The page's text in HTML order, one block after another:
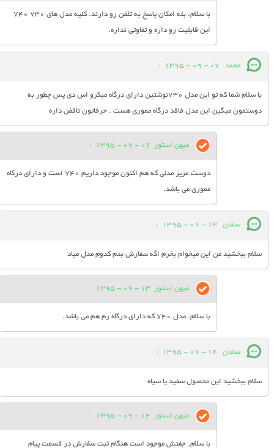
با سلام. بله امکان پاسخ به تلفن رو دارند. کلیه مدل های 730 740
این قابلیت رو داره و تفاوتی نداره.
محمد 07 - 09 - 1395
:
با سلام شما که تو این مدل 730نوشتین دارای درگاه میکرو اس دی پس چطور به
دوستمون میگین این مدل فاقد درگاه مموری هست . حرفاتون تاقض داره
میهن استور 07 - 09 - 1395
:
دوست عزیز مدلی که هم اکنون موجود داریم 740 است و دارای درگاه
مموری می باشد.
سامان 13 - 09 - 1395
:
سلام ببخشید من این میخوام بخرم اگه سفارش بدم کدوم مدل میاد
میهن استور 13 - 09 - 1395
:
با سلام. مدل 740 که دارای درگاه رم هم می باشد.
سامان 14 - 09 - 1395
:
سلام ببخشید این محصول سفید یا سیاه
میهن استور 14 - 09 - 1395
:
با سلام. جفتش موجود است هنگام ثبت سفارش در قسمت پیام